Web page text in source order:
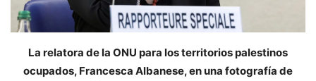
La relatora de la ONU para los territorios palestinos
ocupados, Francesca Albanese, en una fotografía de